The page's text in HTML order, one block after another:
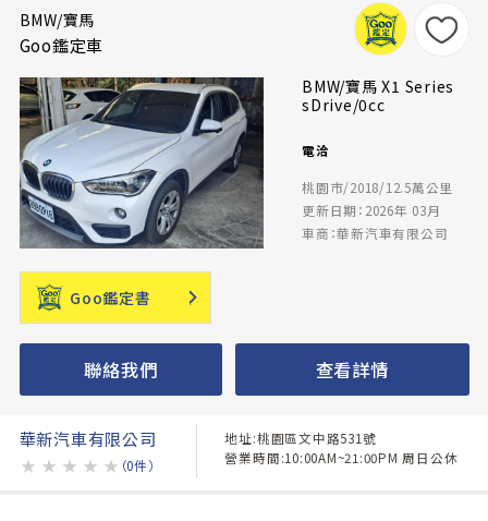
BMW/寶馬
Goo鑑定車
BMW/寶馬 X1 Series
sDrive/0cc
電洽
桃園市/2018/12.5萬公里
更新日期：2026年 03月
車商：華新汽車有限公司
Goo鑑定書
聯絡我們 查看詳情
華新汽車有限公司
★ ★ ★ ★ ★ （0件）
地址:桃園區文中路531號
營業時間:10:00AM~21:00PM 周日公休